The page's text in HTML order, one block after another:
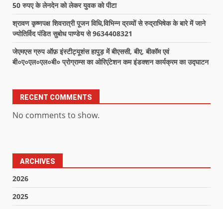
50 रुपए के लेनदेन को लेकर युवक को पीटा
श्रावण कृष्णपक्ष शिवरात्री पूजन विधि,विभिन्न द्रव्यों से रुद्राभिषेक के बारे में जाने
ज्योतिर्विद पंडित सुबोध पाण्डेय से 9634408321
जेएमएस ग्रुप ऑफ़ इंस्टीट्यूशंस हापुड़ में बीएससी, बीए, बीकॉम एवं
बी०ए०एल०एल०बी० प्रोग्राम्स का ओरिएंटेशन कम इंडक्शन कार्यक्रम का उद्घाटन
RECENT COMMENTS
No comments to show.
ARCHIVES
2026
2025